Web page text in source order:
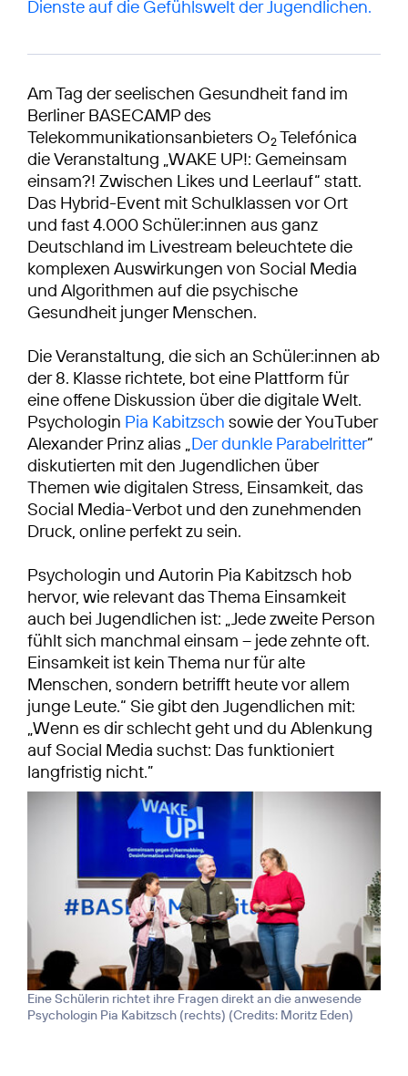
Dienste auf die Gefühlswelt der Jugendlichen.
Am Tag der seelischen Gesundheit fand im
Berliner BASECAMP des
Telekommunikationsanbieters O2Telefónica
die Veranstaltung „WAKE UP!: Gemeinsam
einsam?! Zwischen Likes und Leerlauf“ statt.
Das Hybrid-Event mit Schulklassen vor Ort
und fast 4.000 Schüler:innen aus ganz
Deutschland im Livestream beleuchtete die
komplexen Auswirkungen von Social Media
und Algorithmen auf die psychische
Gesundheit junger Menschen.
Die Veranstaltung, die sich an Schüler:innen ab
der 8. Klasse richtete, bot eine Plattform für
eine offene Diskussion über die digitale Welt.
Psychologin Pia Kabitzsch sowie der YouTuber
Alexander Prinz alias „ Der dunkle Parabelritter“
diskutierten mit den Jugendlichen über
Themen wie digitalen Stress, Einsamkeit, das
Social Media-Verbot und den zunehmenden
Druck, online perfekt zu sein.
Psychologin und Autorin Pia Kabitzsch hob
hervor, wie relevant das Thema Einsamkeit
auch bei Jugendlichen ist: „Jede zweite Person
fühlt sich manchmal einsam – jede zehnte oft.
Einsamkeit ist kein Thema nur für alte
Menschen, sondern betrifft heute vor allem
junge Leute.“ Sie gibt den Jugendlichen mit:
„Wenn es dir schlecht geht und du Ablenkung
auf Social Media suchst: Das funktioniert
langfristig nicht.”
Eine Schülerin richtet ihre Fragen direkt an die anwesende
Psychologin Pia Kabitzsch (rechts) (Credits: Moritz Eden)